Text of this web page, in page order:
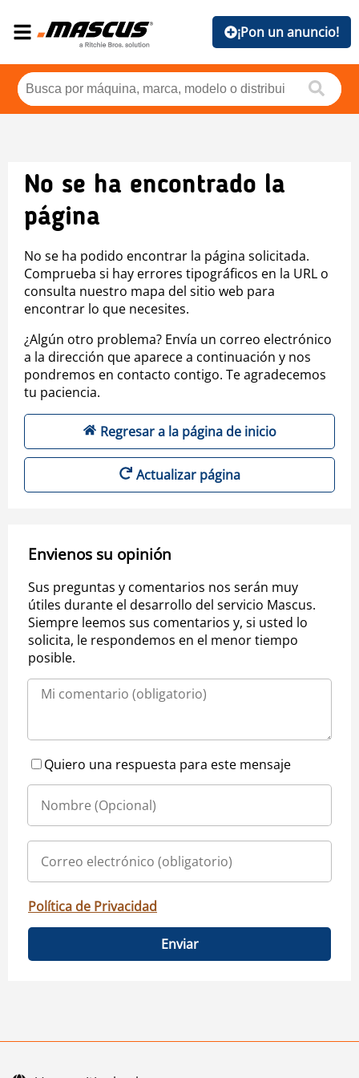
¡Pon un anuncio!
No se ha encontrado la
página
No se ha podido encontrar la página solicitada.
Comprueba si hay errores tipográficos en la URL o
consulta nuestro mapa del sitio web para
encontrar lo que necesites.
¿Algún otro problema? Envía un correo electrónico
a la dirección que aparece a continuación y nos
pondremos en contacto contigo. Te agradecemos
tu paciencia.
Regresar a la página de inicio
Actualizar página
Envienos su opinión
Sus preguntas y comentarios nos serán muy
útiles durante el desarrollo del servicio Mascus.
Siempre leemos sus comentarios y, si usted lo
solicita, le respondemos en el menor tiempo
posible.
Quiero una respuesta para este mensaje
Política de Privacidad
Enviar